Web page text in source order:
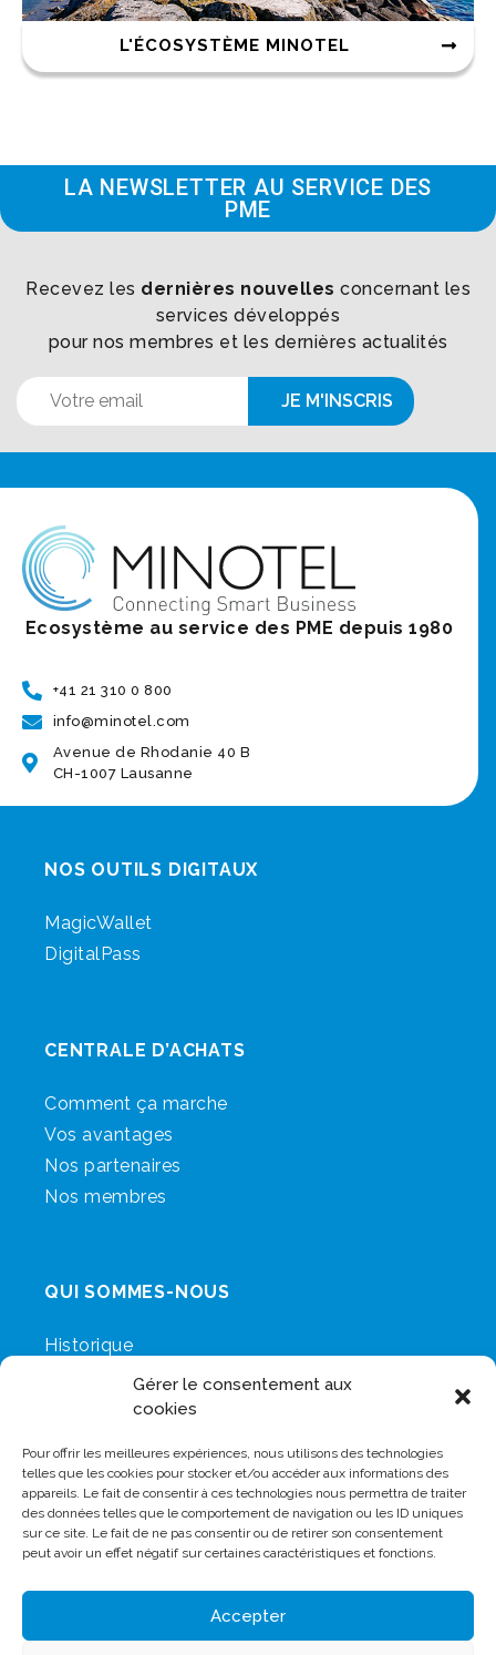
Gérer le consentement aux
cookies
Pour offrir les meilleures expériences, nous utilisons des technologies
telles que les cookies pour stocker et/ou accéder aux informations des
appareils. Le fait de consentir à ces technologies nous permettra de traiter
des données telles que le comportement de navigation ou les ID uniques
sur ce site. Le fait de ne pas consentir ou de retirer son consentement
peut avoir un effet négatif sur certaines caractéristiques et fonctions.
Accepter
L'ÉCOSYSTÈME MINOTEL
LA NEWSLETTER AU SERVICE DES
PME
Recevez les dernières nouvelles concernant les
services développés
pour nos membres et les dernières actualités
Ecosystème au service des PME depuis 1980
+41 21 310 0 800
info@minotel.com
Avenue de Rhodanie 40 B
CH-1007 Lausanne
NOS OUTILS DIGITAUX
MagicWallet
DigitalPass
CENTRALE D’ACHATS
Comment ça marche
Vos avantages
Nos partenaires
Nos membres
QUI SOMMES-NOUS
Historique
Notre mission
Nos valeurs
Vous désirez en savoir plus sur nos
services ?